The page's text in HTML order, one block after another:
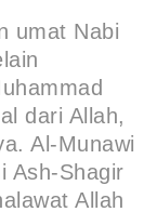
umat Nabi
dari Allah,
Al-Munawi
Ash-Shagir
Allah